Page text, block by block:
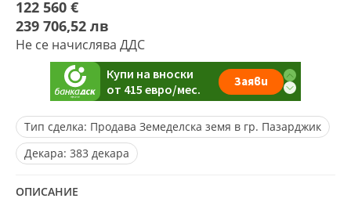
122 560 €
239 706,52 лв
Не се начислява ДДС
Тип сделка: Продава Земеделска земя в гр. Пазарджик
Декара: 383 декара
ОПИСАНИЕ